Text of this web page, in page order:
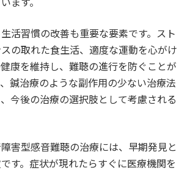
活習慣の改善も重要な要素です。スト
の取れた食生活、適度な運動を心がけ
康を維持し、難聴の進行を防ぐことが
鍼治療のような副作用の少ない治療法
今後の治療の選択肢として考慮される
害型感音難聴の治療には、早期発見と
す。症状が現れたらすぐに医療機関を